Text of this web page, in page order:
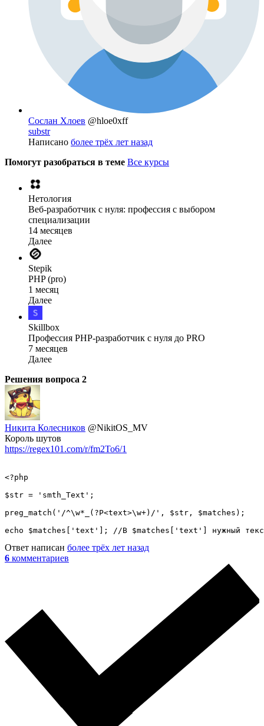
Сослан Хлоев @hloe0xff
substr
Написано более трёх лет назад
Помогут разобраться в теме Все курсы
Нетология
Веб-разработчик с нуля: профессия с выбором
специализации
14 месяцев
Далее
Stepik
PHP (pro)
1 месяц
Далее
Skillbox
Профессия PHP-разработчик с нуля до PRO
7 месяцев
Далее
Решения вопроса 2
Никита Колесников @NikitOS_MV
Король шутов
https://regex101.com/r/fm2To6/1
<?php
$str = 'smth_Text';
preg_match('/^\w*_(?P<text>\w+)/', $str, $matches);
echo $matches['text']; //В $matches['text'] нужный
Ответ написан более трёх лет назад
6 комментариев